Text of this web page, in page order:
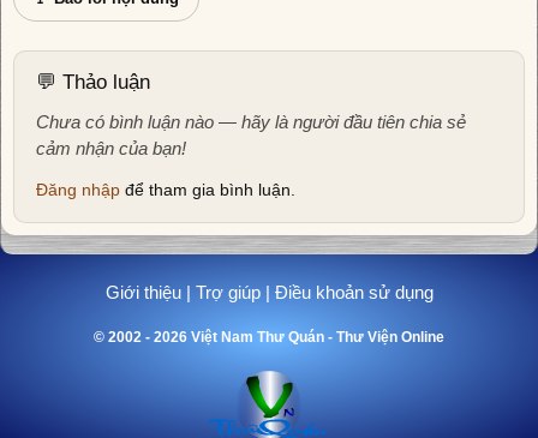
💬 Thảo luận
Chưa có bình luận nào — hãy là người đầu tiên chia sẻ
cảm nhận của bạn!
Đăng nhập để tham gia bình luận.
Giới thiệu| Trợ giúp| Điều khoản sử dụng
© 2002 - 2026 Việt Nam Thư Quán - Thư Viện Online